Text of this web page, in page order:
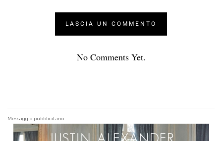
No Comments Yet.
Messaggio pubblicitario